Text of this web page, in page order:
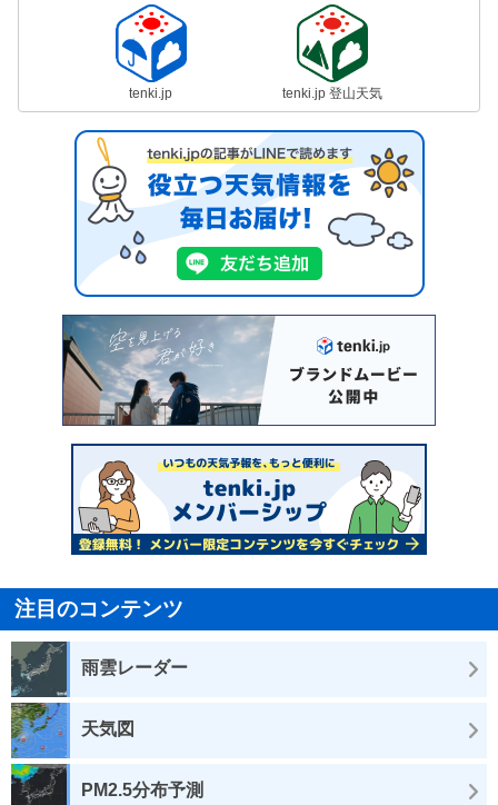
tenki.jp tenki.jp 登山天気
注目のコンテンツ
雨雲レーダー
天気図
PM2.5分布予測